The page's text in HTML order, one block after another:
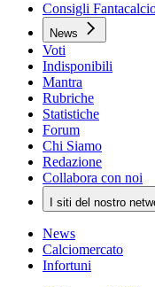
Consigli
News
Voti
Indisponibili
Mantra
Rubriche
Statistiche
Forum
Chi Siamo
Redazione
Collabora con noi
I siti del nostro
News
Calciomercato
Infortuni